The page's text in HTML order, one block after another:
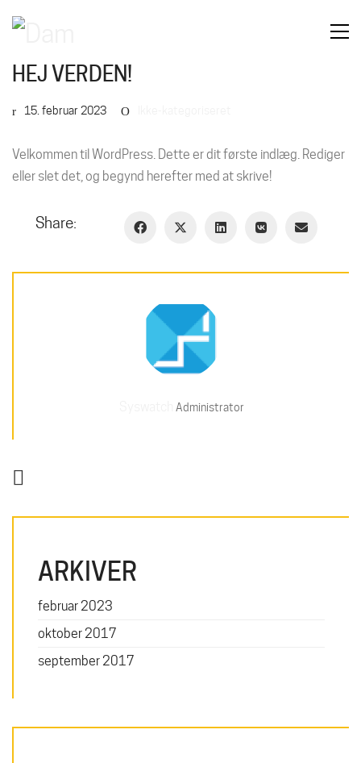
HEJ VERDEN!
15. februar 2023
Velkommen til WordPress. Dette er dit første indlæg. Rediger
eller slet det, og begynd herefter med at skrive!
Share:
Administrator
ARKIVER
februar 2023
oktober 2017
september 2017